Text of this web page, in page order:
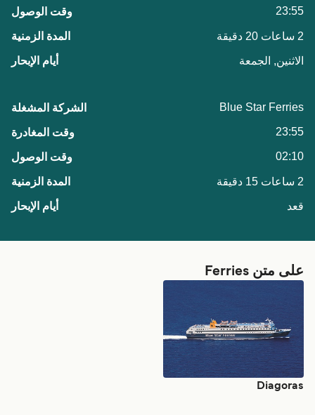
23:55
2 ساعات 20 دقيقة
الاثنين, الجمعة
Blue Star Ferries
23:55
02:10
2 ساعات 15 دقيقة
قعد
على متن Ferries
Diagoras